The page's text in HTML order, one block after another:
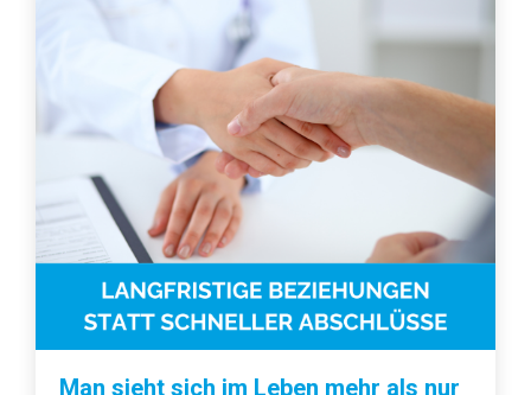
Man sieht sich im Leben mehr als nur